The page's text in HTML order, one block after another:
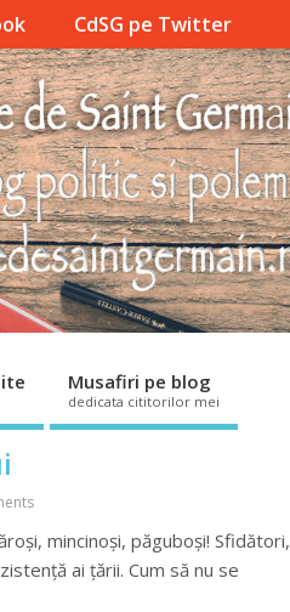
CdSG pe Twitter
Musafiri pe blog
dedicata cititorilor mei
mincinoși, păguboși! Sfidători,
ai țării. Cum să nu se